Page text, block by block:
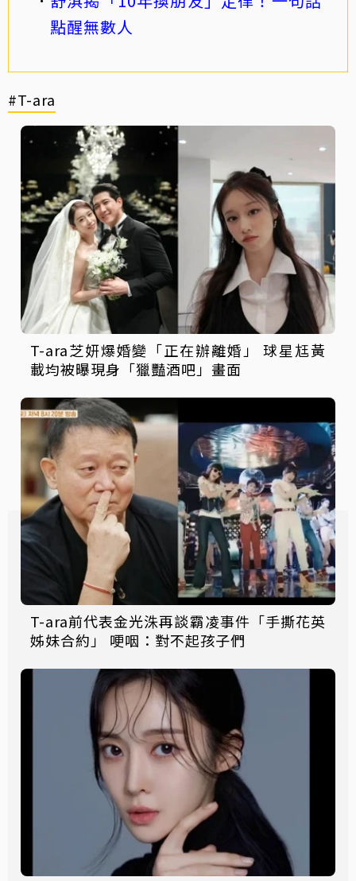
點醒無數人
#T-ara
T-ara芝妍爆婚變「正在辦離婚」 球星尪黃
載均被曝現身「獵豔酒吧」畫面
T-ara前代表金光洙再談霸凌事件「手撕花英
姊妹合約」 哽咽：對不起孩子們